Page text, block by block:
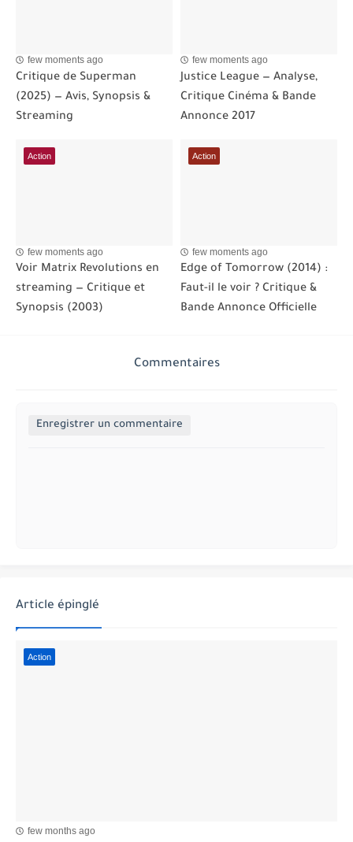
few moments ago
Critique de Superman
(2025) — Avis, Synopsis &
Streaming
few moments ago
Justice League — Analyse,
Critique Cinéma & Bande
Annonce 2017
Action
few moments ago
Voir Matrix Revolutions en
streaming — Critique et
Synopsis (2003)
Action
few moments ago
Edge of Tomorrow (2014) :
Faut-il le voir ? Critique &
Bande Annonce Officielle
Commentaires
Enregistrer un commentaire
Article épinglé
Action
few months ago